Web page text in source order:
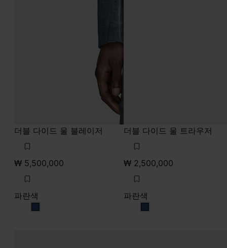
더블 다이드 울 블레이저
₩ 5,500,000
파란색
파란색
더블 다이드 울 트라우저
₩ 2,500,000
파란색
파란색